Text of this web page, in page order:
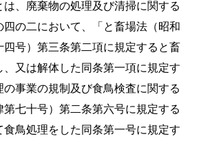
、廃棄物の処理及び清掃に関する
の二において、「と畜場法（昭和
四号）第三条第二項に規定すると畜
又は解体した同条第一項に規定す
の事業の規制及び食鳥検査に関する
七十号）第二条第六号に規定する
鳥処理をした同条第一号に規定す